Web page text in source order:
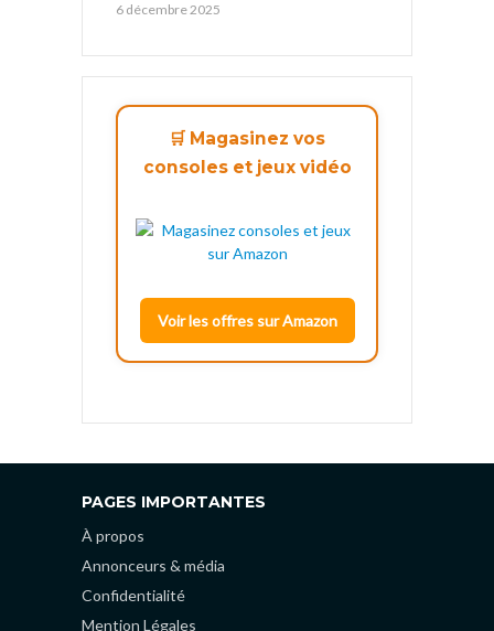
6 décembre 2025
🛒 Magasinez vos
consoles et jeux vidéo
Voir les offres sur Amazon
PAGES IMPORTANTES
À propos
Annonceurs & média
Confidentialité
Mention Légales